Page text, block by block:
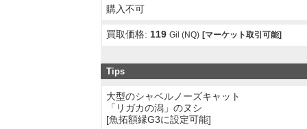
購入不可
買取価格:119 Gil (NQ) [マーケット取引可能]
Tips
大型のシャベルノーズキャット
「リガカの潟」のヌシ
[魚拓額縁G3に設定可能]